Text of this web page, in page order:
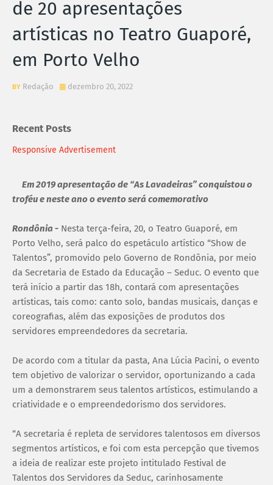
de 20 apresentações
artísticas no Teatro Guaporé,
em Porto Velho
Redação dezembro 20, 2022
Recent Posts
Responsive Advertisement
Em 2019 apresentação de “As Lavadeiras” conquistou o
troféu e neste ano o evento será comemorativo
Rondônia - Nesta terça-feira, 20, o Teatro Guaporé, em
Porto Velho, será palco do espetáculo artístico “Show de
Talentos”, promovido pelo Governo de Rondônia, por meio
da Secretaria de Estado da Educação – Seduc. O evento que
terá início a partir das 18h, contará com apresentações
artísticas, tais como: canto solo, bandas musicais, danças e
coreografias, além das exposições de produtos dos
servidores empreendedores da secretaria.
De acordo com a titular da pasta, Ana Lúcia Pacini, o evento
tem objetivo de valorizar o servidor, oportunizando a cada
um a demonstrarem seus talentos artísticos, estimulando a
criatividade e o empreendedorismo dos servidores.
“A secretaria é repleta de servidores talentosos em diversos
segmentos artísticos, e foi com esta percepção que tivemos
a ideia de realizar este projeto intitulado Festival de
Talentos dos Servidores da Seduc, carinhosamente